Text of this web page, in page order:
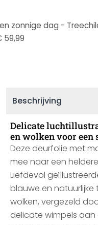
59,99
Beschrijving
Delicate
en wolken voor een
Deze deurfolie met
mee naar een
Liefdevol
blauwe en
wolken, vergezeld
delicate wimpels